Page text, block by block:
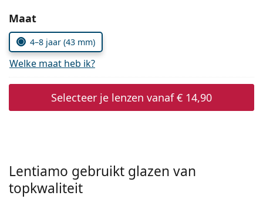
Prada
Alle merken
Kies parameters:
Maat
4–8 jaar (43 mm)
Welke maat heb ik?
Selecteer je lenzen vanaf€ 14,90
Lentiamo gebruikt glazen van
topkwaliteit